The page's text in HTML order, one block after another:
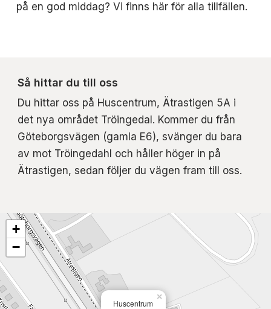
på en god middag? Vi finns här för alla tillfällen.
Så hittar du till oss
Du hittar oss på Huscentrum, Ätrastigen 5A i
det nya området Tröingedal. Kommer du från
Göteborgsvägen (gamla E6), svänger du bara
av mot Tröingedahl och håller höger in på
Ätrastigen, sedan följer du vägen fram till oss.
Huscentrum
×
+
−